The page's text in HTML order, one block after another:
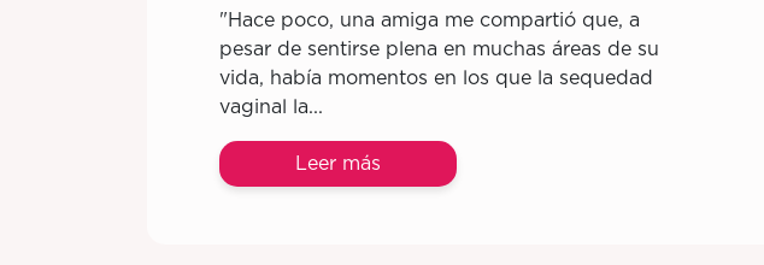
"Hace poco, una amiga me compartió que, a
pesar de sentirse plena en muchas áreas de su
vida, había momentos en los que la sequedad
vaginal la...
Leer más